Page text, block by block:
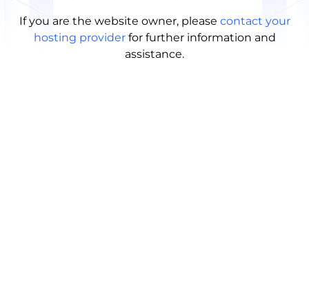
If you are the website owner, please contact your
hosting provider for further information and
assistance.